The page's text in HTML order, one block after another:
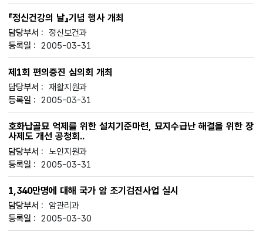
『정신건강의 날』기념 행사 개최
정신보건과
2005-03-31
제1회 편의증진 심의회 개최
재활지원과
2005-03-31
호화납골묘 억제를 위한 설치기준마련, 묘지수급난 해결을 위한 장
사제도 개선 공청회..
노인지원과
2005-03-31
1,340만명에 대해 국가 암 조기검진사업 실시
암관리과
2005-03-30